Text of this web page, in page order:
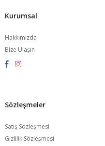
Kurumsal
Hakkımızda
Bize Ulaşın
Sözleşmeler
Satış Sözleşmesi
Gizlilik Sözleşmesi